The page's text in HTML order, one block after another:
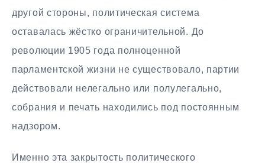
другой стороны, политическая система
оставалась жёстко ограничительной. До
революции 1905 года полноценной
парламентской жизни не существовало, партии
действовали нелегально или полулегально,
собрания и печать находились под постоянным
надзором.
Именно эта закрытость политического